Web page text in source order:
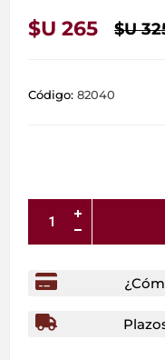
$U 265 $U
Código: 82040